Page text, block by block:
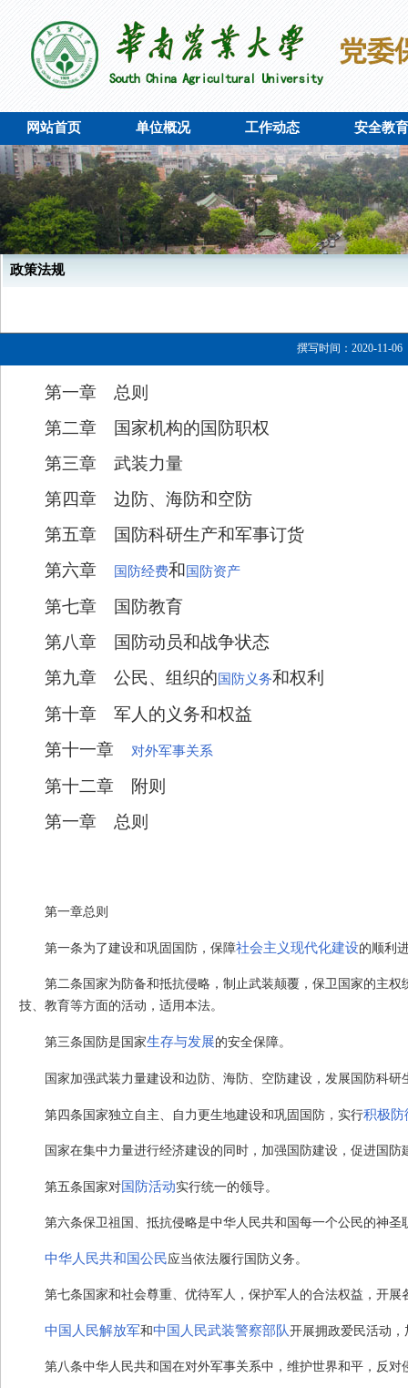
网站首页 单位概况 工作动态 安全教育
政策法规
撰写时间：2020-11-06
第一章 总则
第二章 国家机构的国防职权
第三章 武装力量
第四章 边防、海防和空防
第五章 国防科研生产和军事订货
第六章
国防经费和 国防资产
第七章 国防教育
第八章 国防动员和战争状态
第九章 公民、组织的 国防义务和权利
第十章 军人的义务和权益
第十一章
对外军事关系
第十二章 附则
第一章 总则
第一章总则
第一条为了建设和巩固国防，保障社会主义现代化建设的顺利
第二条 国家为防备和抵抗侵略，制止武装颠覆，保卫国家的主
技、教育等方面的活动，适用本法。
第三条 国防是国家生存与发展的安全保障。
国家加强武装力量建设和边防、海防、空防建设，发展国防科
第四条 国家独立自主、自力更生地建设和巩固国防，实行积极防
国家在集中力量进行经济建设的同时，加强国防建设，促进国
第五条 国家对 国防活动实行统一的领导。
第六条保卫祖国、抵抗侵略是中华人民共和国每一个公民的神圣
中华人民共和国公民应当依法履行国防义务。
第七条 国家和社会尊重、优待军人，保护军人的合法权益，开
中国人民解放军和中国人民武装警察部队开展拥政爱民活动
第八条中华人民共和国在对外军事关系中，维护世界和平，反对